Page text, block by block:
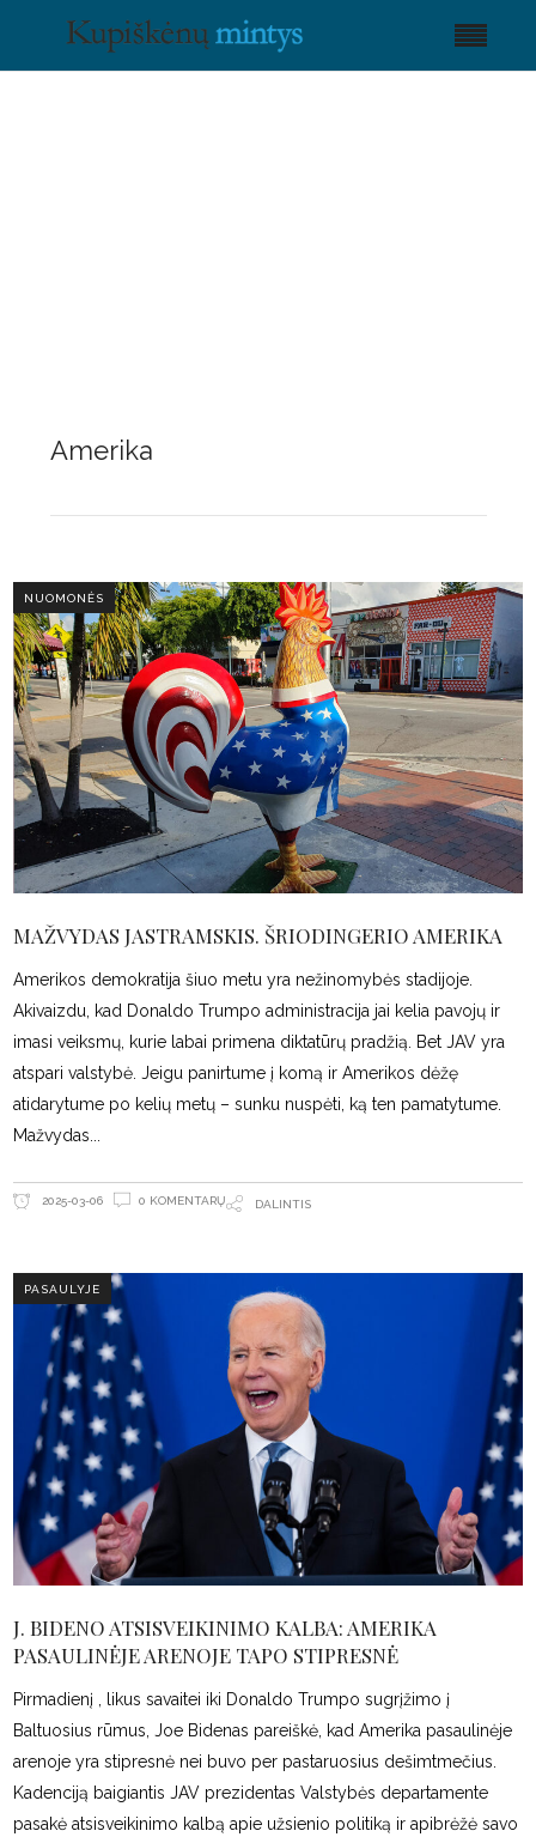
Amerika
NUOMONĖS
MAŽVYDAS JASTRAMSKIS. ŠRIODINGERIO AMERIKA
Amerikos demokratija šiuo metu yra nežinomybės stadijoje.
Akivaizdu, kad Donaldo Trumpo administracija jai kelia pavojų ir
imasi veiksmų, kurie labai primena diktatūrų pradžią. Bet JAV yra
atspari valstybė. Jeigu panirtume į komą ir Amerikos dėžę
atidarytume po kelių metų – sunku nuspėti, ką ten pamatytume.
Mažvydas
2025-03-06 0 KOMENTARŲ DALINTIS
PASAULYJE
J. BIDENO ATSISVEIKINIMO KALBA: AMERIKA
PASAULINĖJE ARENOJE TAPO STIPRESNĖ
Pirmadienį , likus savaitei iki Donaldo Trumpo sugrįžimo į
Baltuosius rūmus, Joe Bidenas pareiškė, kad Amerika pasaulinėje
arenoje yra stipresnė nei buvo per pastaruosius dešimtmečius.
Kadenciją baigiantis JAV prezidentas Valstybės departamente
pasakė atsisveikinimo kalbą apie užsienio politiką ir apibrėžė savo